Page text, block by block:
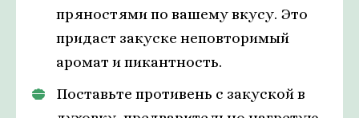
пряностями по вашему вкусу. Это
придаст закуске неповторимый
аромат и пикантность.
Поставьте противень с закуской в